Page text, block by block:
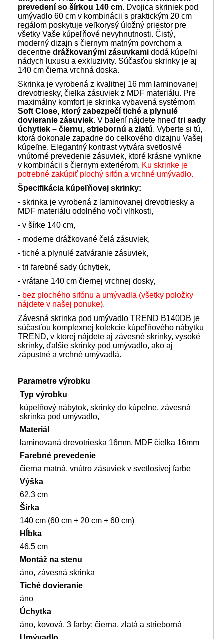
prevedení so šírkou 140 cm. Dvojica skriniek pod
umývadlo 60 cm v kombinácii s praktickým 20 cm
regálom poskytuje veľkorysý úložný priestor pre
všetky Vaše kúpeľňové nevyhnutnosti. Čistý,
moderný dizajn s čiernym matným povrchom a
decentne drážkovanými zásuvkami dodá kúpeľni
nádych luxusu a exkluzivity. Súčasťou skrinky je aj
140 cm čierna vrchná doska.
Skrinka je vyrobená z kvalitnej 16 mm laminovanej
drevotriesky, čielka zásuviek z MDF materiálu. Pre
maximálny komfort je skrinka vybavená systémom
Soft Close, ktorý zabezpečí tiché a plynulé
dovieranie zásuviek. V balení nájdete hneď tri sady
úchytiek – čiernu, striebornú a zlatú. Vyberte si tú,
ktorá dokonale zapadne do celkového dizajnu Vašej
kúpeľne. Elegantný kontrast vytvára svetlosivé
vnútorné prevedenie zásuviek, ktoré krásne vynikne
v kombinácii s čiernym exteriérom. Ku skrinke je
potrebné zakúpiť plochý sifón a vrchné umývadlo.
Špecifikácia kúpeľňovej skrinky:
- skrinka je vyrobená z laminovanej drevotriesky a
MDF materiálu odolného voči vlhkosti,
- v šírke 140 cm,
- moderne drážkované čelá zásuviek,
- tiché a plynulé zatváranie zásuviek,
- tri farebné sady úchytiek,
- vrátane 140 cm čiernej vrchnej dosky,
- bez plochého sifónu a umývadla (všetky položky
nájdete v našej ponuke).
Závesná skrinka pod umývadlo TREND B140DB je
súčasťou komplexnej kolekcie kúpeľňového nábytku
TREND, v ktorej nájdete aj závesné skrinky, vysoké
skrinky, ďalšie skrinky pod umývadlo, ako aj
zápustné a vrchné umývadlá.
Parametre výrobku
Typ výrobku
kúpelňový nábytok, skrinky do kúpelne, závesná
skrinka pod umývadlo,
Materiál
laminovaná drevotrieska 16mm, MDF čielka 16mm
Farebné prevedenie
čierna matná, vnútro zásuviek v svetlosivej farbe
Výška
62,3 cm
Šírka
140 cm (60 cm + 20 cm + 60 cm)
Hĺbka
46,5 cm
Montáž na stenu
áno, závesná skrinka
Tiché dovieranie
áno
Úchytka
áno, kovová, 3 farby: čierna, zlatá a strieborná